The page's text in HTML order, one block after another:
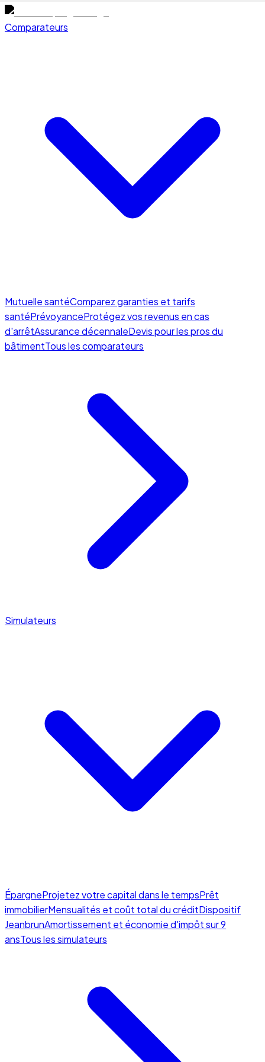
Comparateurs
Mutuelle santéComparez garanties et tarifs
santéPrévoyanceProtégez vos revenus en cas
d'arrêtAssurance décennaleDevis pour les pros du
bâtimentTous les comparateurs
Simulateurs
ÉpargneProjetez votre capital dans le tempsPrêt
immobilierMensualités et coût total du créditDispositif
JeanbrunAmortissement et économie d'impôt sur 9
ansTous les simulateurs